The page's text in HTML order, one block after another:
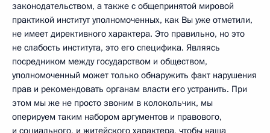
законодательством, а также с общепринятой мировой
практикой институт уполномоченных, как Вы уже отметили,
не имеет директивного характера. Это правильно, но это
не слабость института, это его специфика. Являясь
посредником между государством и обществом,
уполномоченный может только обнаружить факт нарушения
прав и рекомендовать органам власти его устранить. При
этом мы же не просто звоним в колокольчик, мы
оперируем таким набором аргументов и правового,
и социального, и житейского характера, чтобы наша